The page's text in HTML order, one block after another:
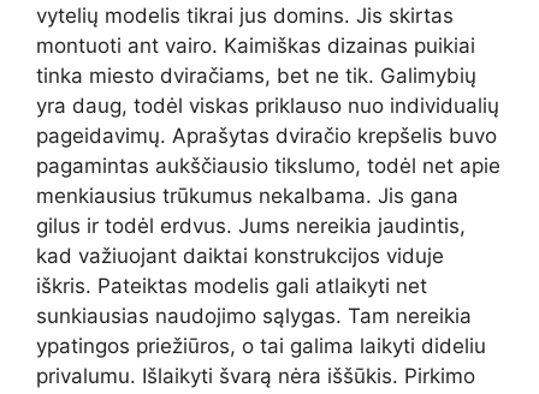
vytelių modelis tikrai jus domins. Jis skirtas
montuoti ant vairo. Kaimiškas dizainas puikiai
tinka miesto dviračiams, bet ne tik. Galimybių
yra daug, todėl viskas priklauso nuo individualių
pageidavimų. Aprašytas dviračio krepšelis buvo
pagamintas aukščiausio tikslumo, todėl net apie
menkiausius trūkumus nekalbama. Jis gana
gilus ir todėl erdvus. Jums nereikia jaudintis,
kad važiuojant daiktai konstrukcijos viduje
iškris. Pateiktas modelis gali atlaikyti net
sunkiausias naudojimo sąlygas. Tam nereikia
ypatingos priežiūros, o tai galima laikyti dideliu
privalumu. Išlaikyti švarą nėra iššūkis. Pirkimo